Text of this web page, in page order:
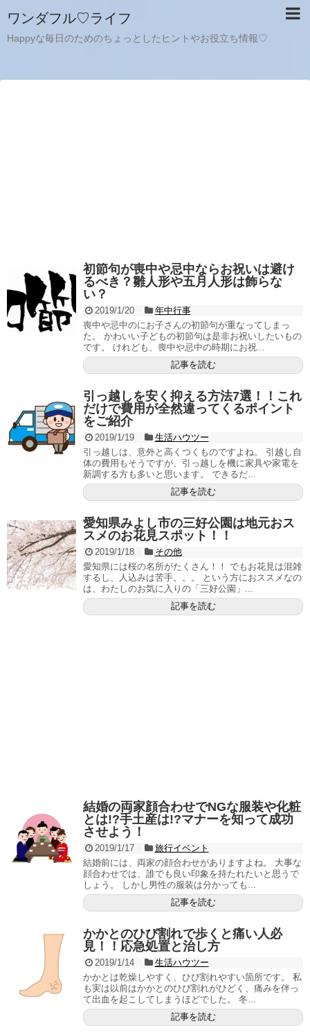
ワンダフル♡ライフ
Happyな毎日のためのちょっとしたヒントやお役立ち情報♡
初節句が喪中や忌中ならお祝いは避け
るべき？雛人形や五月人形は飾らな
い？
2019/1/20
年中行事
喪中や忌中のにお子さんの初節句が重なってしまっ
た。 かわいい子どもの初節句は是非お祝いしたいもの
です。 けれども、喪中や忌中の時期にお祝...
記事を読む
引っ越しを安く抑える方法7選！！これ
だけで費用が全然違ってくるポイント
をご紹介
2019/1/19
生活ハウツー
引っ越しは、意外と高くつくものですよね。 引越し自
体の費用もそうですが、引っ越しを機に家具や家電を
新調する方も多いと思います。 できるだ...
記事を読む
愛知県みよし市の三好公園は地元おス
スメのお花見スポット！！
2019/1/18
その他
愛知県には桜の名所がたくさん！！ でもお花見は混雑
するし、人込みは苦手。。。 という方におススメなの
は、わたしのお気に入りの「三好公園」...
記事を読む
結婚の両家顔合わせでNGな服装や化粧
とは!?手土産は!?マナーを知って成功
させよう！
2019/1/17
旅行イベント
結婚前には、両家の顔合わせがありますよね。 大事な
顔合わせでは、誰でも良い印象を持たれたいと思うで
しょう。 しかし男性の服装は分かっても...
記事を読む
かかとのひび割れで歩くと痛い人必
見！！応急処置と治し方
2019/1/14
生活ハウツー
かかとは乾燥しやすく、ひび割れやすい箇所です。 私
も実は以前はかかとのひび割れがひどく、痛みを伴っ
て出血を起こしてしまうほどでした。 冬...
記事を読む